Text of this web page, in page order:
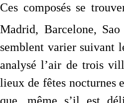
Ces composés se
Madrid, Barcelone,
semblent varier suivant
analysé l’air de trois
lieux de fêtes nocturnes